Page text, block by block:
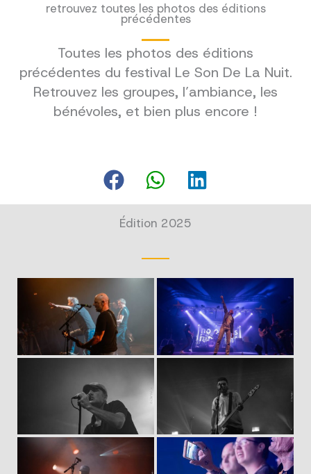
retrouvez toutes les photos des éditions
précédentes
Toutes les photos des éditions
précédentes du festival Le Son De La Nuit.
Retrouvez les groupes, l’ambiance, les
bénévoles, et bien plus encore !
Édition 2025